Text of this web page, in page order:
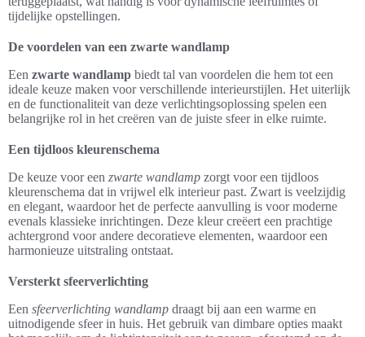
tijdelijke opstellingen.
De voordelen van een zwarte wandlamp
Een zwarte wandlamp biedt tal van voordelen die hem tot een
ideale keuze maken voor verschillende interieurstijlen. Het uiterlijk
en de functionaliteit van deze verlichtingsoplossing spelen een
belangrijke rol in het creëren van de juiste sfeer in elke ruimte.
Een tijdloos kleurenschema
De keuze voor een zwarte wandlamp zorgt voor een tijdloos
kleurenschema dat in vrijwel elk interieur past. Zwart is veelzijdig
en elegant, waardoor het de perfecte aanvulling is voor moderne
evenals klassieke inrichtingen. Deze kleur creëert een prachtige
achtergrond voor andere decoratieve elementen, waardoor een
harmonieuze uitstraling ontstaat.
Versterkt sfeerverlichting
Een sfeerverlichting wandlamp draagt bij aan een warme en
uitnodigende sfeer in huis. Het gebruik van dimbare opties maakt